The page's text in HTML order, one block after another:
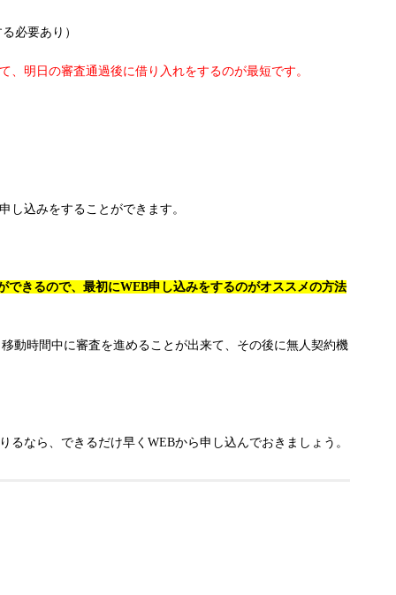
必要あり）
明日の審査通過後に借り入れをするのが最短です。
し込みをすることができます。
きるので、最初にWEB申し込みをするのがオススメの方法
動時間中に審査を進めることが出来て、その後に無人契約機
なら、できるだけ早くWEBから申し込んでおきましょう。